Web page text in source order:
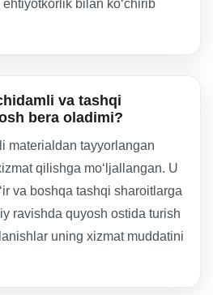
bilan ko‘chirib
va tashqi
bera oladimi?
materialdan tayyorlangan
qilishga mo‘ljallangan. U
va boshqa tashqi sharoitlarga
ravishda quyosh ostida turish
uning xizmat muddatini